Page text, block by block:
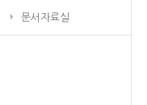
문서자료실